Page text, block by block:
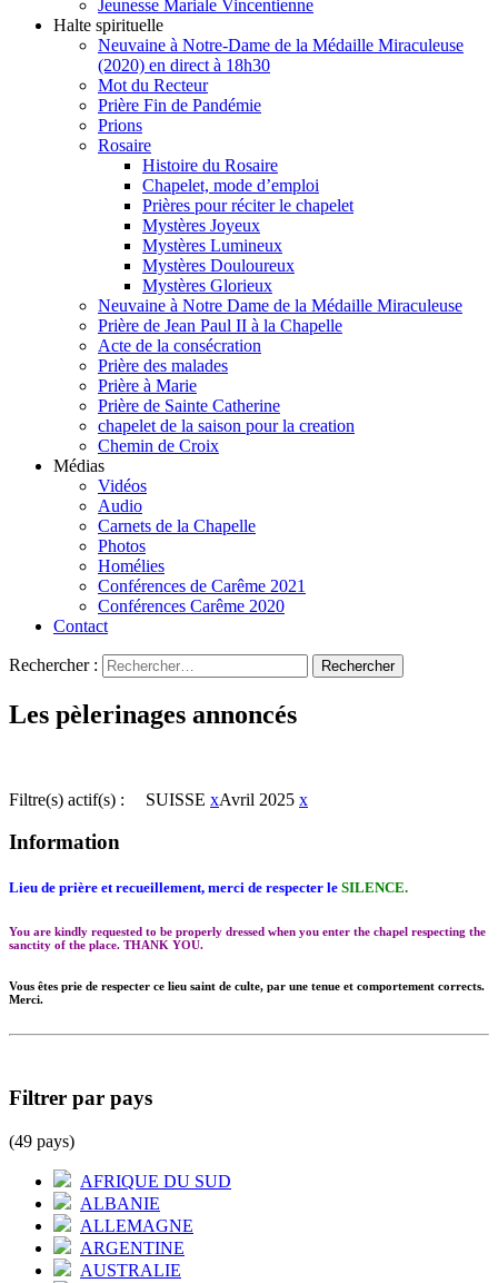
Jeunesse Mariale Vincentienne
Halte spirituelle
Neuvaine à Notre-Dame de la Médaille Miraculeuse
(2020) en direct à 18h30
Mot du Recteur
Prière Fin de Pandémie
Prions
Rosaire
Histoire du Rosaire
Chapelet, mode d’emploi
Prières pour réciter le chapelet
Mystères Joyeux
Mystères Lumineux
Mystères Douloureux
Mystères Glorieux
Neuvaine à Notre Dame de la Médaille Miraculeuse
Prière de Jean Paul II à la Chapelle
Acte de la consécration
Prière des malades
Prière à Marie
Prière de Sainte Catherine
chapelet de la saison pour la creation
Chemin de Croix
Médias
Vidéos
Audio
Carnets de la Chapelle
Photos
Homélies
Conférences de Carême 2021
Conférences Carême 2020
Contact
Rechercher :
Les pèlerinages annoncés
Filtre(s) actif(s) : SUISSE xAvril 2025 x
Information
Lieu de prière et recueillement, merci de respecter le SILENCE.
You are kindly requested to be properly dressed when you enter the chapel respecting the
sanctity of the place. THANK YOU.
Vous êtes prie de respecter ce lieu saint de culte, par une tenue et comportement corrects.
Merci.
Filtrer par pays
(49 pays)
AFRIQUE DU SUD
ALBANIE
ALLEMAGNE
ARGENTINE
AUSTRALIE